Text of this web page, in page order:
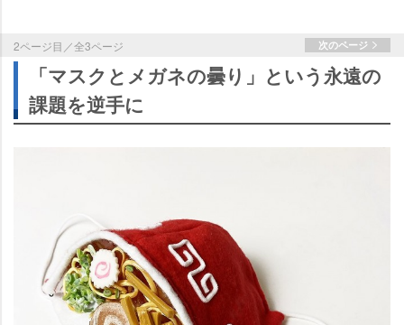
2ページ目／全3ページ 次のページ
「マスクとメガネの曇り」という永遠の
課題を逆手に